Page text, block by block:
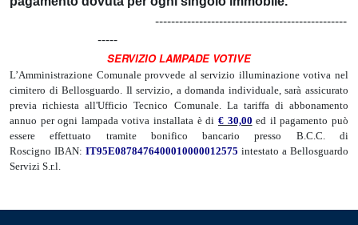
------------------------------------------------
-----
SERVIZIO LAMPADE VOTIVE
L’Amministrazione Comunale provvede al servizio illuminazione votiva nel
cimitero di Bellosguardo. Il servizio, a domanda individuale, sarà assicurato
previa richiesta all'Ufficio Tecnico Comunale. La tariffa di abbonamento
annuo per ogni lampada votiva installata è di € 30,00 ed il pagamento può
essere effettuato tramite bonifico bancario presso B.C.C. di
Roscigno IBAN: IT95E0878476400010000012575 intestato a Bellosguardo
Servizi S.r.l.